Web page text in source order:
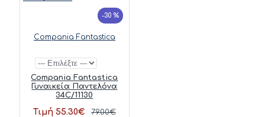
-30 %
Compania Fantastica
Compania Fantastica
Γυναικεία Παντελόνα
34C/11130
Τιμή 55.30€ 79.00€